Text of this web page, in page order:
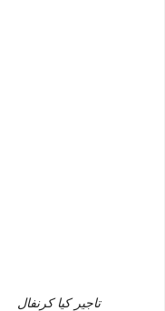
تاجير كيا كرنفال